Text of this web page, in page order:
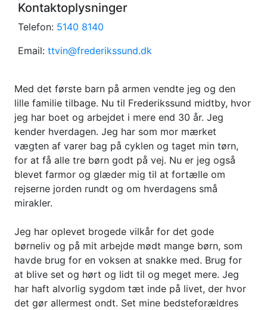
Kontaktoplysninger
Telefon: 5140 8140
Email: ttvin@frederikssund.dk
Med det første barn på armen vendte jeg og den
lille familie tilbage. Nu til Frederikssund midtby, hvor
jeg har boet og arbejdet i mere end 30 år. Jeg
kender hverdagen. Jeg har som mor mærket
vægten af varer bag på cyklen og taget min tørn,
for at få alle tre børn godt på vej. Nu er jeg også
blevet farmor og glæder mig til at fortælle om
rejserne jorden rundt og om hverdagens små
mirakler.
Jeg har oplevet brogede vilkår for det gode
børneliv og på mit arbejde mødt mange børn, som
havde brug for en voksen at snakke med. Brug for
at blive set og hørt og lidt til og meget mere. Jeg
har haft alvorlig sygdom tæt inde på livet, der hvor
det gør allermest ondt. Set mine bedsteforældres